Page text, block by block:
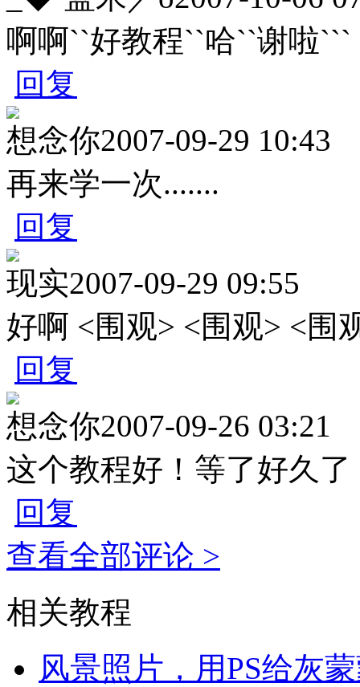
啊啊``好教程``哈``谢啦```
回复
想念你2007-09-29 10:43
再来学一次.......
回复
现实2007-09-29 09:55
好啊 <围观> <围观> <围
回复
想念你2007-09-26 03:21
这个教程好！等了好久
回复
查看全部评论 >
相关教程
风景照片，用PS给灰